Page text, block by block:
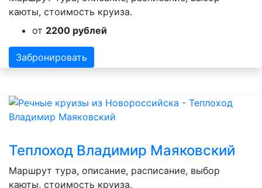
каюты, стоимость круиза.
от 2200 рублей
Забронировать
Теплоход Владимир Маяковский
Маршрут тура, описание, расписание, выбор
каюты, стоимость круиза.